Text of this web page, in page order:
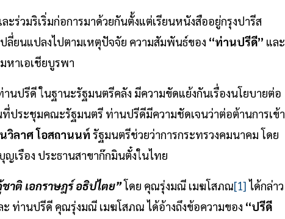
ร่วมริเริ่มก่อการมาด้วยกันตั้งแต่เรียนหนังสืออยู่กรุงปารีส
ยนแปลงไปตามเหตุปัจจัย ความสัมพันธ์ของ “ท่านปรีดี” และ
หาเอเชียบูรพา
นปรีดี ในฐานะรัฐมนตรีคลัง มีความขัดแย้งกันเรื่องนโยบายต่อ
ที่ประชุมคณะรัฐมนตรี ท่านปรีดีมีความชัดเจนว่าต่อต้านการเข้า
วิลาศ โอสถานนท์ รัฐมนตรีช่วยว่าการกระทรวงคมนาคม โดย
บุญเรือง ประธานสาขาก๊กมินตั๋งในไทย
าติ เอกราษฎร์ อธิปไตย”โดย คุณรุ่งมณี เมฆโสภณ[1]ได้กล่าว
ท่านปรีดี คุณรุ่งมณี เมฆโสภณ ได้อ้างถึงข้อความของ “ปรีดี